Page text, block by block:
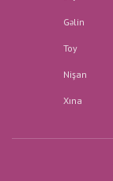
Gəlin
Toy
Nişan
Xına